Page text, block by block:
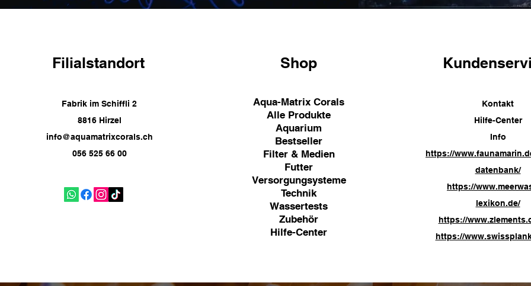
Filialstandort
Fabrik im Schiffli 2
8816 Hirzel
info@aquamatrixcorals.ch
056 525 66 00
Shop
Aqua-Matrix Corals
Alle Produkte
Aquarium
Bestseller
Filter & Medien
Futter
Versorgungsysteme
Technik
Wassertests
Zubehör
Hilfe-Center
Kontakt
Hilfe-Center
Info
https://
datenbank/
https://
lexikon.de/
https://
https://